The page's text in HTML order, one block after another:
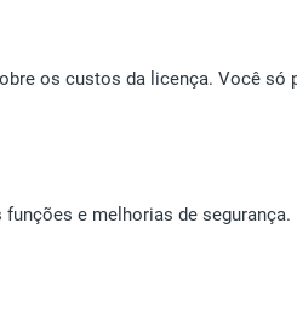
os custos da licença. Você
e melhorias de